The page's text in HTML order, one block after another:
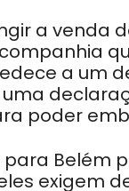
a venda
a um
poder
para Belém
exigem